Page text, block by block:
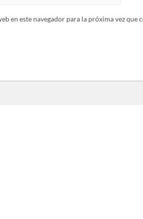
en este navegador para la próxima vez que